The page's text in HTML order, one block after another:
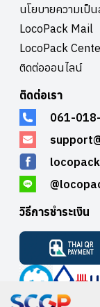
คนิคฮอโลกราฟีการน
ผลิตภัณฑ์ คือ อีกหนึ่ง
สร้างลุคหรูหราให้กับ
สามารถเปลี่ยนจากก
เงาที่น่าดูชม10. ไล่สี
ล่ะ คือสิ่งที่การออกแ
ขึ้น เพราะใครเล่า จ
บ้างCredit:
นโยบายความเป็
LocoPack Mail
LocoPack
ติดต่อออนไลน์
ติดต่อเรา
061-
วิธีการชำระเงิน